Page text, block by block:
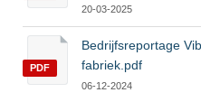
20-03-2025
PDF
Bedrijfsreportage
fabriek.pdf
06-12-2024